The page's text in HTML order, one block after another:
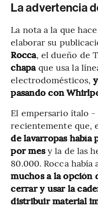
La advertencia
La nota a la que
elaborar su
Rocca, el dueño de
chapaque usa la
electrodomésticos,
pasando con
El empersario ítalo
recientemente que,
de lavarropas había
por mesy la de las
80.000. Rocca había
muchos a la opción
cerrar y usar la
distribuir material